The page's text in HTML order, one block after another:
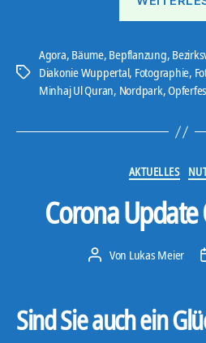
Schlagwörter
Agora, Bäume, Bepflanzung,
Diakonie Wuppertal, Fotographie,
Minhaj Ul Quran, Nordpark,
AKTUELLES
Corona Update
Beitragsautor
Von Lukas Meier
Sind Sie auch ein